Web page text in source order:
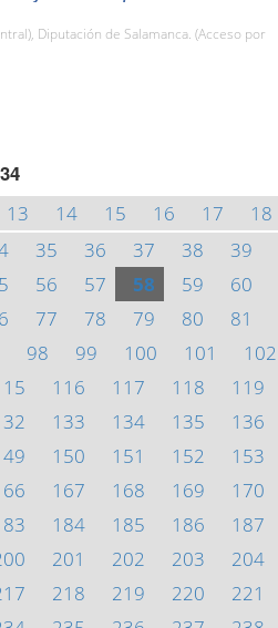
Diputación de Salamanca. (Acceso por
13 14 15 16 17 18
35 36 37 38 39
56 57 58 59 60
77 78 79 80 81
98 99 100 101 102
116 117 118 119
133 134 135 136
150 151 152 153
167 168 169 170
184 185 186 187
201 202 203 204
218 219 220 221